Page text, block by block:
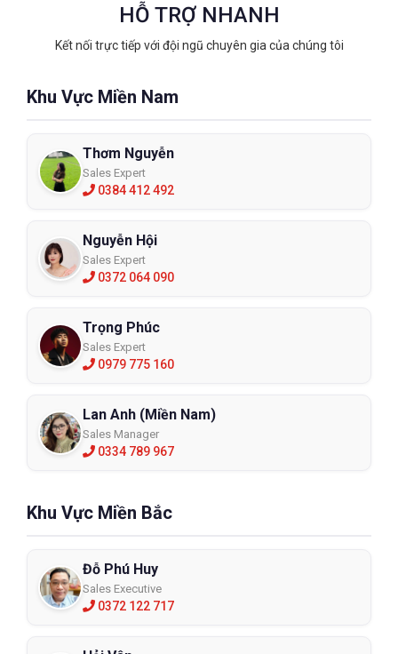
HỖ TRỢ NHANH
Kết nối trực tiếp với đội ngũ chuyên gia của chúng tôi
Khu Vực Miền Nam
Thơm Nguyễn
Sales Expert
0384 412 492
Nguyễn Hội
Sales Expert
0372 064 090
Trọng Phúc
Sales Expert
0979 775 160
Lan Anh (Miền Nam)
Sales Manager
0334 789 967
Khu Vực Miền Bắc
Đỗ Phú Huy
Sales Executive
0372 122 717